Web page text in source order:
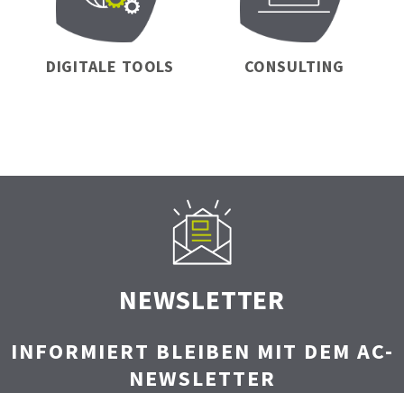
DIGITALE TOOLS CONSULTING
NEWSLETTER
INFORMIERT BLEIBEN MIT DEM AC-
NEWSLETTER